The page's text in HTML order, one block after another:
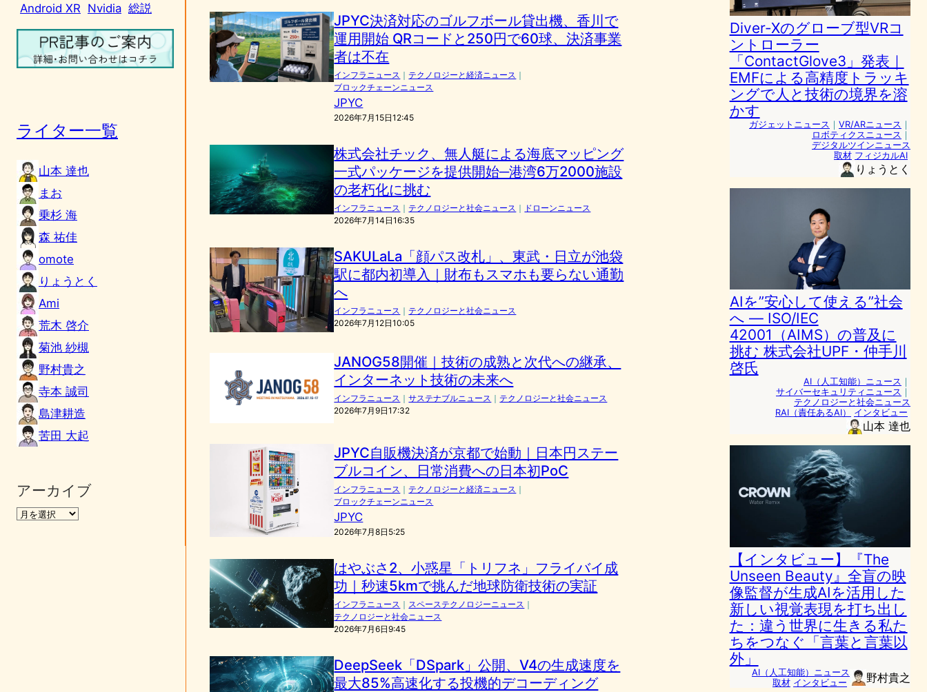
Android XR Nvidia 総説
ライター一覧
山本 達也
まお
乗杉 海
森 祐佳
omote
りょうとく
Ami
荒木 啓介
菊池 紗槻
野村貴之
寺本 誠司
島津耕造
苦田 大起
アーカイブ
JPYC決済対応のゴルフボール貸出機、香川で
運用開始 QRコードと250円で60球、決済事業
者は不在
インフラニュース ｜テクノロジーと経済ニュース ｜
ブロックチェーンニュース
JPYC
2026年7月15日12:45
株式会社チック、無人艇による海底マッピング
一式パッケージを提供開始─港湾6万2000施設
の老朽化に挑む
インフラニュース ｜テクノロジーと社会ニュース ｜ ドローンニュース
2026年7月14日16:35
SAKULaLa「顔パス改札」、東武・日立が池袋
駅に都内初導入｜財布もスマホも要らない通勤
へ
インフラニュース ｜テクノロジーと社会ニュース
2026年7月12日10:05
JANOG58開催｜技術の成熟と次代への継承、
インターネット技術の未来へ
インフラニュース ｜サステナブルニュース ｜テクノロジーと社会ニュース
2026年7月9日17:32
JPYC自販機決済が京都で始動｜日本円ステー
ブルコイン、日常消費への日本初PoC
インフラニュース ｜テクノロジーと経済ニュース ｜
ブロックチェーンニュース
JPYC
2026年7月8日5:25
はやぶさ2、小惑星「トリフネ」フライバイ成
功｜秒速5kmで挑んだ地球防衛技術の実証
インフラニュース ｜ スペーステクノロジーニュース ｜
テクノロジーと社会ニュース
2026年7月6日9:45
DeepSeek「DSpark」公開、V4の生成速度を
最大85%高速化する投機的デコーディング
Diver-Xのグローブ型VRコ
ントローラー
「ContactGlove3」発表｜
EMFによる高精度トラッキ
ングで人と技術の境界を溶
かす
ガジェットニュース ｜ VR/ARニュース ｜
ロボティクスニュース ｜
デジタルツインニュース
取材 フィジカルAI
りょうとく
AIを”安心して使える”社会
へ ― ISO/IEC
42001（AIMS）の普及に
挑む 株式会社UPF・仲手川
啓氏
AI（人工知能）ニュース ｜
サイバーセキュリティニュース ｜
テクノロジーと社会ニュース
RAI（責任あるAI）
インタビュー
山本 達也
【インタビュー】『The
Unseen Beauty』全盲の映
像監督が生成AIを活用した
新しい視覚表現を打ち出し
た：違う世界に生きる私た
ちをつなぐ「言葉と言葉以
外」
AI（人工知能）ニュース
取材 インタビュー 野村貴之